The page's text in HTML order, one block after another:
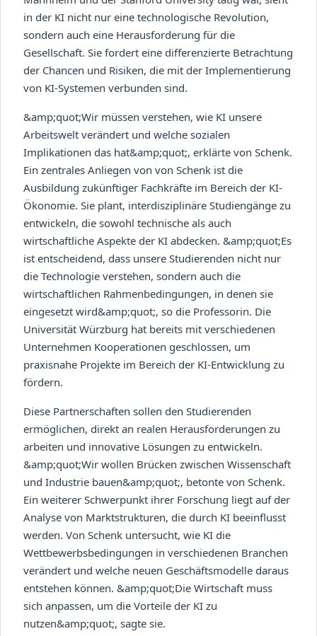
in der KI nicht nur eine technologische Revolution,
sondern auch eine Herausforderung für die
Gesellschaft. Sie fordert eine differenzierte Betrachtung
der Chancen und Risiken, die mit der Implementierung
von KI-Systemen verbunden sind.
&amp;quot;Wir müssen verstehen, wie KI unsere
Arbeitswelt verändert und welche sozialen
Implikationen das hat&amp;quot;, erklärte von Schenk.
Ein zentrales Anliegen von von Schenk ist die
Ausbildung zukünftiger Fachkräfte im Bereich der KI-
Ökonomie. Sie plant, interdisziplinäre Studiengänge zu
entwickeln, die sowohl technische als auch
wirtschaftliche Aspekte der KI abdecken. &amp;quot;Es
ist entscheidend, dass unsere Studierenden nicht nur
die Technologie verstehen, sondern auch die
wirtschaftlichen Rahmenbedingungen, in denen sie
eingesetzt wird&amp;quot;, so die Professorin. Die
Universität Würzburg hat bereits mit verschiedenen
Unternehmen Kooperationen geschlossen, um
praxisnahe Projekte im Bereich der KI-Entwicklung zu
fördern.
Diese Partnerschaften sollen den Studierenden
ermöglichen, direkt an realen Herausforderungen zu
arbeiten und innovative Lösungen zu entwickeln.
&amp;quot;Wir wollen Brücken zwischen Wissenschaft
und Industrie bauen&amp;quot;, betonte von Schenk.
Ein weiterer Schwerpunkt ihrer Forschung liegt auf der
Analyse von Marktstrukturen, die durch KI beeinflusst
werden. Von Schenk untersucht, wie KI die
Wettbewerbsbedingungen in verschiedenen Branchen
verändert und welche neuen Geschäftsmodelle daraus
entstehen können. &amp;quot;Die Wirtschaft muss
sich anpassen, um die Vorteile der KI zu
nutzen&amp;quot;, sagte sie.